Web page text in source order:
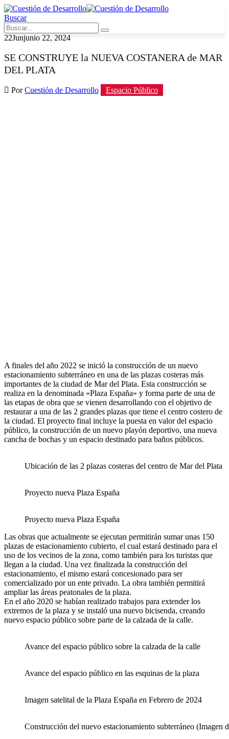
Buscar
22Junjunio 22, 2024
SE CONSTRUYE la NUEVA COSTANERA de MAR
DEL PLATA
Por Cuestión de Desarrollo Espacio Público
A finales del año 2022 se inició la construcción de un nuevo
estacionamiento subterráneo en una de las plazas costeras más
importantes de la ciudad de Mar del Plata. Esta construcción se
realiza en la denominada «Plaza España» y forma parte de una de
las etapas de obra que se vienen desarrollando con el objetivo de
restaurar a una de las 2 grandes plazas que tiene el centro costero de
la ciudad. El proyecto final incluye la puesta en valor del espacio
público, la construcción de un nuevo playón deportivo, una nueva
cancha de bochas y un espacio destinado para baños públicos.
Ubicación de las 2 plazas costeras del centro de Mar del Plata
Proyecto nueva Plaza España
Proyecto nueva Plaza España
Las obras que actualmente se ejecutan permitirán sumar unas 150
plazas de estacionamiento cubierto, el cual estará destinado para el
uso de los vecinos de la zona, como también para los turistas que
llegan a la ciudad. Una vez finalizada la construcción del
estacionamiento, el mismo estará concesionado para ser
comercializado por un ente privado. La obra también permitirá
ampliar las áreas peatonales de la plaza.
En el año 2020 se habían realizado trabajos para extender los
extremos de la plaza y se instaló una nuevo bicisenda, creando
nuevo espacio público sobre parte de la calzada de la calle.
Avance del espacio público sobre la calzada de la calle
Avance del espacio público en las esquinas de la plaza
Imagen satelital de la Plaza España en Febrero de 2024
Construcción del nuevo estacionamiento subterráneo (Imagen